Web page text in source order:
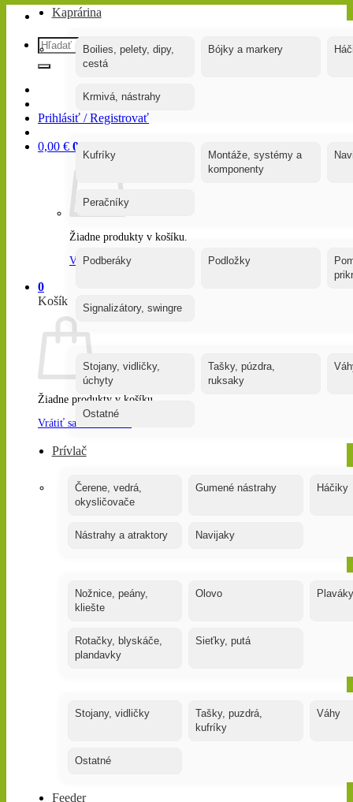
Hľadať:
Prihlásiť / Registrovať
0,00 € 0
Žiadne produkty v košíku.
Vrátiť sa do obchodu
0
Košík
Žiadne produkty v košíku.
Vrátiť sa do obchodu
Kaprárina
Boilies, pelety, dipy,
cestá
Bójky a markery
Krmivá, nástrahy
Kufríky
Montáže, systémy a
komponenty
Peračníky
Podberáky Podložky
Signalizátory, swingre
Stojany, vidličky,
úchyty
Tašky, púzdra,
ruksaky
Ostatné
Prívlač
Čerene, vedrá,
okysličovače
Gumené nástrahy Háčiky
Nástrahy a atraktory Navijaky
Nožnice, peány,
kliešte
Olovo Plaváky
Rotačky, blyskáče,
plandavky
Sieťky, putá
Stojany, vidličky
Tašky, puzdrá,
kufríky
Váhy
Ostatné
Feeder